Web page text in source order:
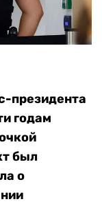
президента
годам
был
о